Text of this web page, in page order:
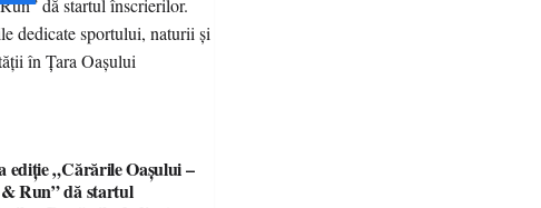
ediție „Cărările Oașului –
Run” dă startul